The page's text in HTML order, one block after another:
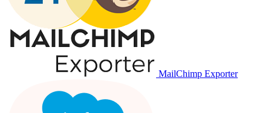
MailChimp Exporter